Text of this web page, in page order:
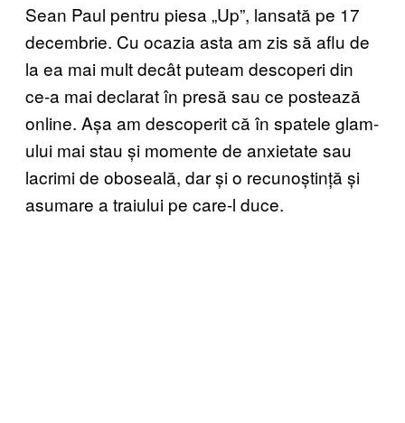
Sean Paul pentru piesa „Up”, lansată pe 17
decembrie. Cu ocazia asta am zis să aflu de
la ea mai mult decât puteam descoperi din
ce-a mai declarat în presă sau ce postează
online. Așa am descoperit că în spatele glam-
ului mai stau și momente de anxietate sau
lacrimi de oboseală, dar și o recunoștință și
asumare a traiului pe care-l duce.